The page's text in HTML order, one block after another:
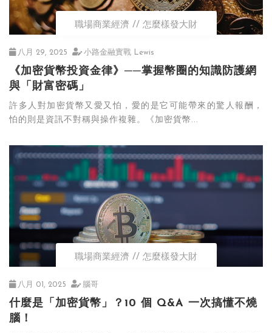
職場商業經濟 怎麼樣發大財
八月 29, 2025 小路金融實戰 Lewis
《加密貨幣投資金律》──掌握幣圈的知識防護網
與「財富密碼」
許多人對加密貨幣又愛又怕，愛的是它可能帶來的驚人報酬，
怕的則是資訊不對稱與操作複雜。《加密貨幣...
職場商業經濟 怎麼樣發大財
八月 01, 2025 腦哥
什麼是「加密貨幣」？10 個 Q&A 一次搞懂不燒
腦！